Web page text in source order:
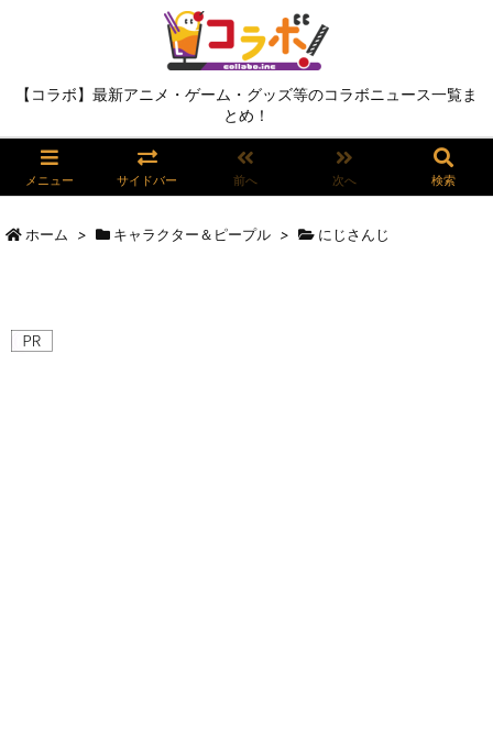
【コラボ】最新アニメ・ゲーム・グッズ等のコラボニュース一覧ま
とめ！
メニュー サイドバー 前へ 次へ 検索
ホーム > キャラクター＆ピープル > にじさんじ